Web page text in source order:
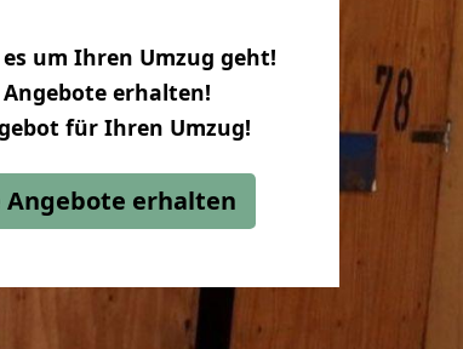
um Ihren Umzug geht!
erhalten!
für Ihren Umzug!
erhalten